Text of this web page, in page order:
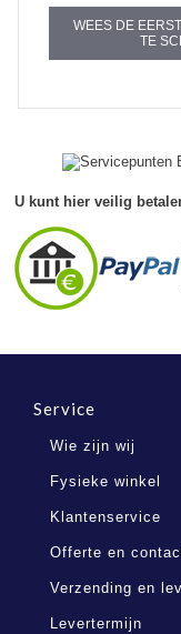
WEES DE
TE
U kunt hier veilig
Service
Wie zijn wij
Fysieke winkel
Klantenservice
Offerte en
Verzending en
Levertermijn